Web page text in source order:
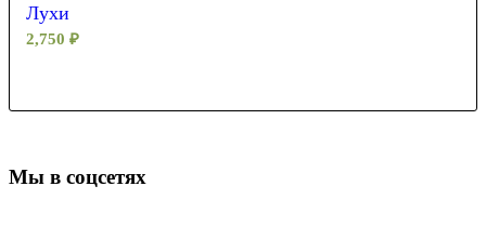
Лухи
2,750 ₽
Мы в соцсетях